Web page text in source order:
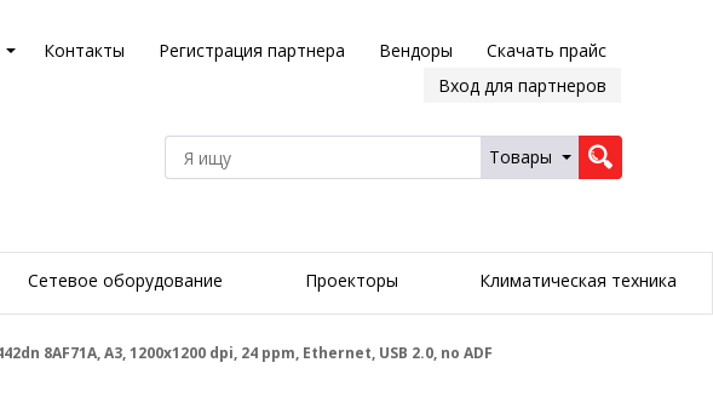
Контакты Регистрация партнера Вендоры
Скачать прайс
Вход для партнеров
Товары
Сетевое оборудование Проекторы Климатическая техника
8AF71A, A3, 1200x1200 dpi, 24 ppm, Ethernet, USB 2.0, no ADF